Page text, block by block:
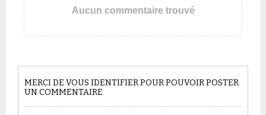
Aucun commentaire trouvé
MERCI DE VOUS IDENTIFIER POUR POUVOIR POSTER
UN COMMENTAIRE